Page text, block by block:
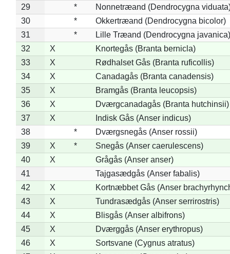
29
*
Nonnetræand (Dendrocygna
30
*
Okkertræand (Dendrocygna bicolor)
31
*
Lille Træand (Dendrocygna javanica)
32
X
Knortegås (Branta bernicla)
33
X
Rødhalset Gås (Branta ruficollis)
34
X
Canadagås (Branta canadensis)
35
X
Bramgås (Branta leucopsis)
36
X
Dværgcanadagås (Branta hutchinsii)
37
X
Indisk Gås (Anser indicus)
38
*
Dværgsnegås (Anser rossii)
39
X *
Snegås (Anser caerulescens)
40
X
Grågås (Anser anser)
41
Tajgasædgås (Anser fabalis)
42
X
Kortnæbbet Gås (Anser
43
X
Tundrasædgås (Anser serrirostris)
44
X
Blisgås (Anser albifrons)
45
X
Dværggås (Anser erythropus)
46
X
Sortsvane (Cygnus atratus)